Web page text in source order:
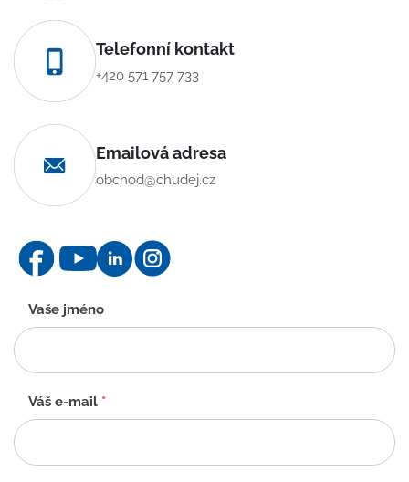
Telefonní kontakt
+420 571 757 733
Emailová adresa
obchod@chudej.cz
Kontaktní
formulář
-
CZ
Vaše jméno
Váš e-mail *